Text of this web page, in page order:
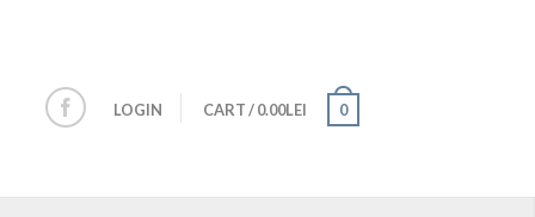
LOGIN CART/0.00LEI 0